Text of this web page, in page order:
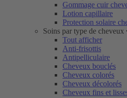
Gommage cuir
Lotion capillaire
Protection solaire
Soins par type de cheveux
Tout afficher
Anti-frisottis
Antipelliculaire
Cheveux bouclés
Cheveux colorés
Cheveux décolorés
Cheveux fins et